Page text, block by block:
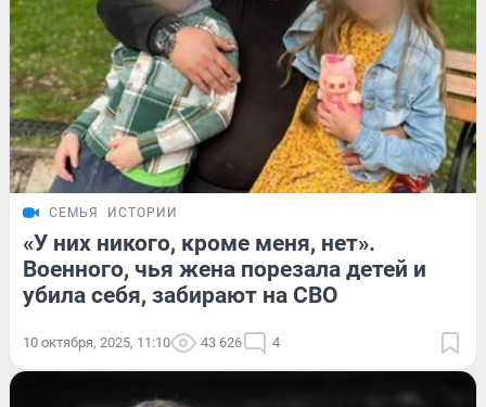
СЕМЬЯ ИСТОРИИ
«У них никого, кроме меня, нет».
Военного, чья жена порезала детей и
убила себя, забирают на СВО
10 октября, 2025, 11:10 43 626 4